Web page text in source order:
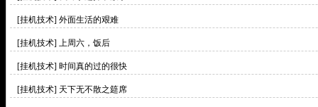
[挂机技术] 外面生活的艰难
[挂机技术] 上周六，饭后
[挂机技术] 时间真的过的很快
[挂机技术] 天下无不散之筵席